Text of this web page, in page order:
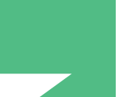
Sans